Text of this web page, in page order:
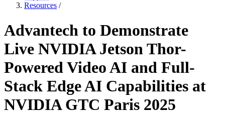
Resources /
Advantech to Demonstrate
Live NVIDIA Jetson Thor-
Powered Video AI and Full-
Stack Edge AI Capabilities at
NVIDIA GTC Paris 2025